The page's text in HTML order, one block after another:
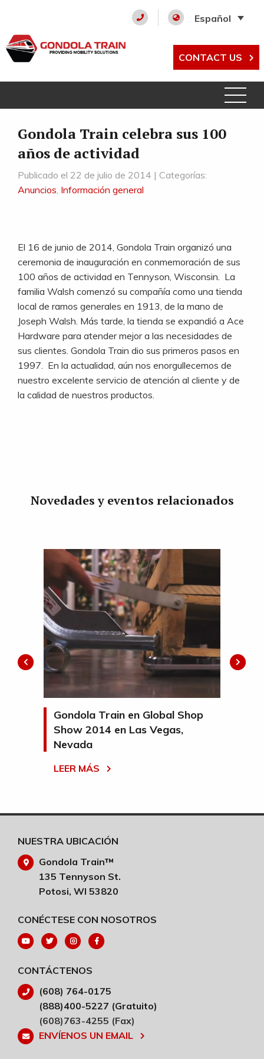
Español
CONTACT US
Gondola Train celebra sus 100
años de actividad
Publicado el 22 de julio de 2014 | Categorías:
Anuncios, Información general
El 16 de junio de 2014, Gondola Train organizó una
ceremonia de inauguración en conmemoración de sus
100 años de actividad en Tennyson, Wisconsin. La
familia Walsh comenzó su compañía como una tienda
local de ramos generales en 1913, de la mano de
Joseph Walsh. Más tarde, la tienda se expandió a Ace
Hardware para atender mejor a las necesidades de
sus clientes. Gondola Train dio sus primeros pasos en
1997. En la actualidad, aún nos enorgullecemos de
nuestro excelente servicio de atención al cliente y de
la calidad de nuestros productos.
Novedades y eventos relacionados
Gondola Train en Global Shop
Show 2014 en Las Vegas,
Nevada
LEER MÁS
NUESTRA UBICACIÓN
Gondola Train™
135 Tennyson St.
Potosi, WI 53820
CONÉCTESE CON NOSOTROS
CONTÁCTENOS
(608) 764-0175
(888)400-5227 (Gratuito)
(608)763-4255 (Fax)
ENVÍENOS UN EMAIL